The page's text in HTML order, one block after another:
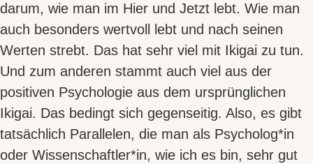
darum, wie man im Hier und Jetzt lebt. Wie man
auch besonders wertvoll lebt und nach seinen
Werten strebt. Das hat sehr viel mit Ikigai zu tun.
Und zum anderen stammt auch viel aus der
positiven Psychologie aus dem ursprünglichen
Ikigai. Das bedingt sich gegenseitig. Also, es gibt
tatsächlich Parallelen, die man als Psycholog*in
oder Wissenschaftler*in, wie ich es bin, sehr gut